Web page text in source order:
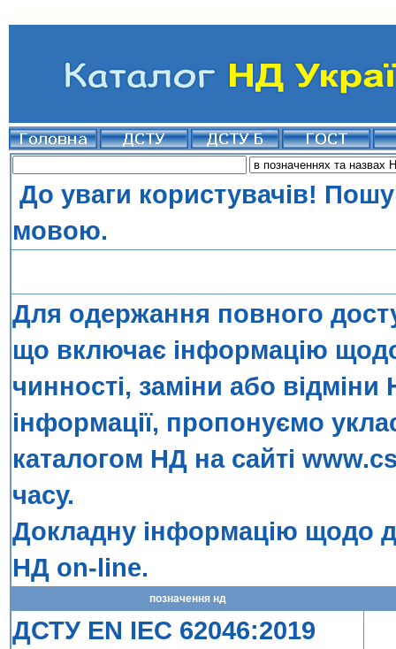
До уваги користувачів!
мовою.
Для одержання повного
що включає інформацію
чинності, заміни або
інформації, пропонуємо
каталогом НД на сайті
часу.
Докладну інформацію щодо
НД on-line.
позначення нд
ДСТУ EN IEC 62046:2019